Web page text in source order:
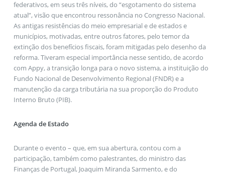
federativos, em seus três níveis, do “esgotamento do sistema
atual”, visão que encontrou ressonância no Congresso Nacional.
As antigas resistências do meio empresarial e de estados e
municípios, motivadas, entre outros fatores, pelo temor da
extinção dos benefícios fiscais, foram mitigadas pelo desenho da
reforma. Tiveram especial importância nesse sentido, de acordo
com Appy, a transição longa para o novo sistema, a instituição do
Fundo Nacional de Desenvolvimento Regional (FNDR) e a
manutenção da carga tributária na sua proporção do Produto
Interno Bruto (PIB).
Agenda de Estado
Durante o evento – que, em sua abertura, contou com a
participação, também como palestrantes, do ministro das
Finanças de Portugal, Joaquim Miranda Sarmento, e do